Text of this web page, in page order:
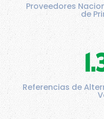
Proveedores
de
Referencias de